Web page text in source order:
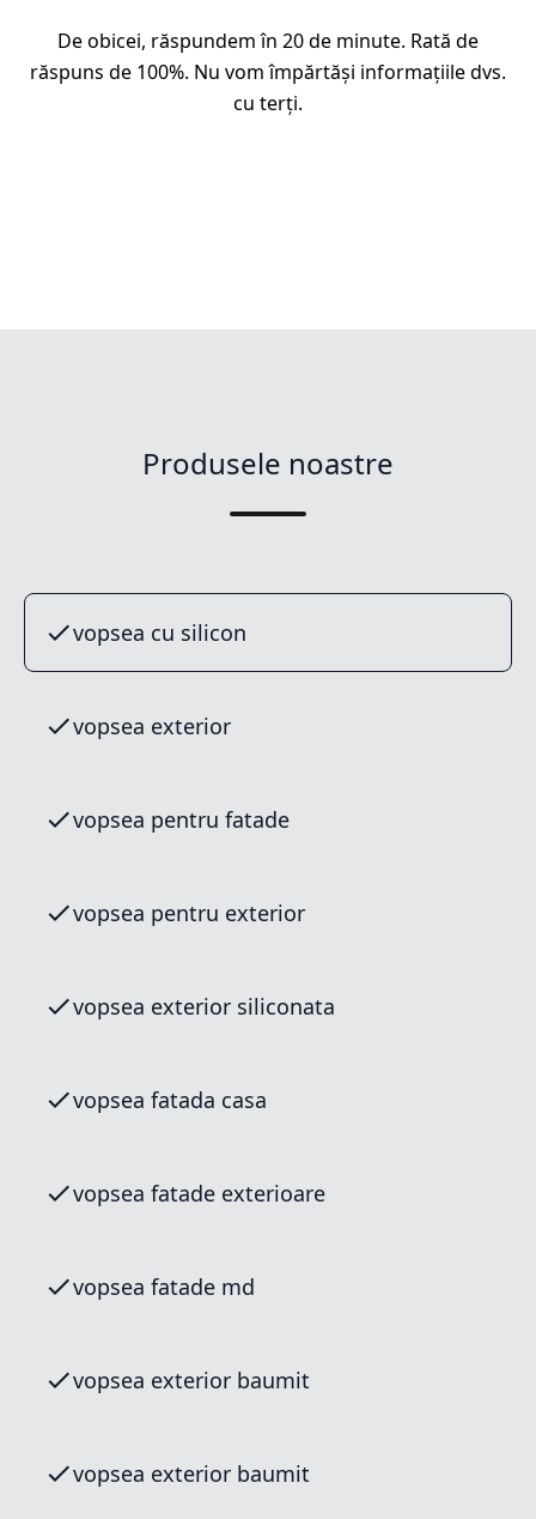
De obicei, răspundem în 20 de minute. Rată de
răspuns de 100%. Nu vom împărtăși informațiile dvs.
cu terți.
Produsele noastre
vopsea cu silicon
vopsea exterior
vopsea pentru fatade
vopsea pentru exterior
vopsea exterior siliconata
vopsea fatada casa
vopsea fatade exterioare
vopsea fatade md
vopsea exterior baumit
vopsea exterior baumit